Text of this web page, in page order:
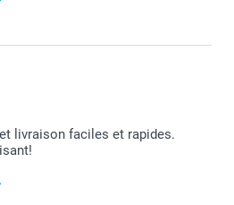
évaluation, Steve.
livraison faciles et rapides.